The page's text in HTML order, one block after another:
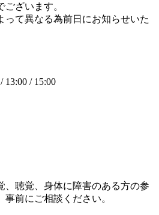
ざいます。
って異なる為前日にお知らせいた
13:00 / 15:00
、聴覚、身体に障害のある方の参
前にご相談ください。